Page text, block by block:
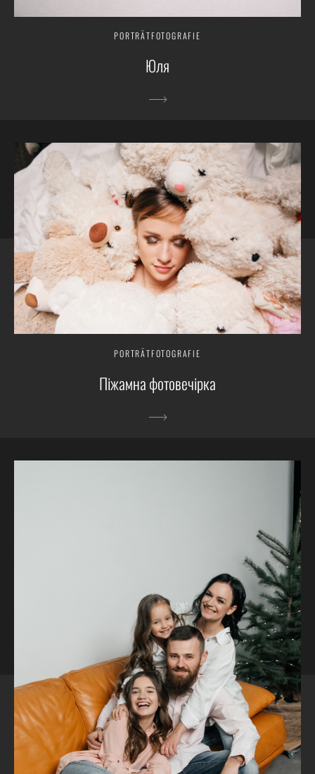
PORTRÄTFOTOGRAFIE
Юля
PORTRÄTFOTOGRAFIE
Піжамна фотовечірка